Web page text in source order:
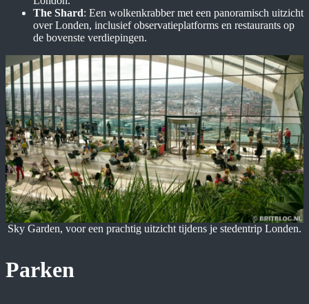
The Shard: Een wolkenkrabber met een panoramisch uitzicht
over Londen, inclusief observatieplatforms en restaurants op
de bovenste verdiepingen.
Sky Garden, voor een prachtig uitzicht tijdens je stedentrip Londen.
Parken